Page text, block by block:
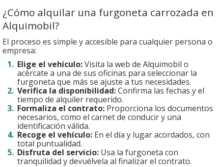
¿Cómo alquilar una furgoneta carrozada en
Alquimobil?
El proceso es simple y accesible para cualquier persona o
empresa:
Elige el vehículo:Visita la web de Alquimobil o
acércate a una de sus oficinas para seleccionar la
furgoneta que más se ajuste a tus necesidades.
Verifica la disponibilidad:Confirma las fechas y el
tiempo de alquiler requerido.
Formaliza el contrato: Proporciona los documentos
necesarios, como el carnet de conducir y una
identificación válida.
Recoge el vehículo: En el día y lugar acordados, con
total puntualidad.
Disfruta del servicio: Usa la furgoneta con
tranquilidad y devuélvela al finalizar el contrato.